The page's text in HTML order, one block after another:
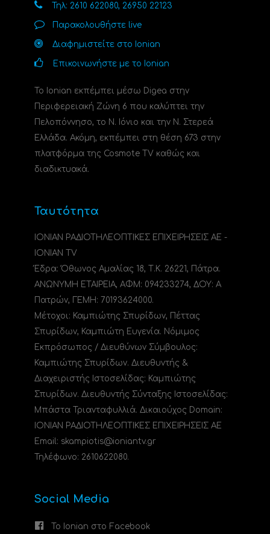
Τηλ: 2610 622080, 26950 22123
Παρακολουθήστε live
Διαφημιστείτε στο Ionian
Επικοινωνήστε με το Ionian
Το Ionian εκπέμπει μέσω Digea στην
Περιφερειακή Ζώνη 6 που καλύπτει την
Πελοπόννησο, το N. Ιόνιο και την Ν. Στερεά
Ελλάδα. Ακόμη, εκπέμπει στη θέση 673 στην
πλατφόρμα της Cosmote TV καθώς και
διαδικτυακά.
Ταυτότητα
ΙΟΝΙΑΝ ΡΑΔΙΟΤΗΛΕΟΠΤΙΚΕΣ ΕΠΙΧΕΙΡΗΣΕΙΣ ΑΕ -
IONIAN TV
Έδρα: Όθωνος Αμαλίας 18, Τ.Κ. 26221, Πάτρα.
ΑΝΩΝΥΜΗ ΕΤΑΙΡΕΙΑ, ΑΦΜ: 094233274, ΔΟΥ: A
Πατρών, ΓΕΜΗ: 70193624000.
Μέτοχοι: Καμπιώτης Σπυρίδων, Πέττας
Σπυρίδων, Καμπιώτη Ευγενία. Νόμιμος
Εκπρόσωπος / Διευθύνων Σύμβουλος:
Καμπιώτης Σπυρίδων. Διευθυντής &
Διαχειριστής Ιστοσελίδας: Καμπιώτης
Σπυρίδων. Διευθυντής Σύνταξης Ιστοσελίδας:
Μπάστα Τριανταφυλλιά. Δικαιούχος Domain:
ΙΟΝΙΑΝ ΡΑΔΙΟΤΗΛΕΟΠΤΙΚΕΣ ΕΠΙΧΕΙΡΗΣΕΙΣ ΑΕ
Email: skampiotis@ioniantv.gr
Τηλέφωνο: 2610622080.
Social Media
Το Ionian στο Facebook